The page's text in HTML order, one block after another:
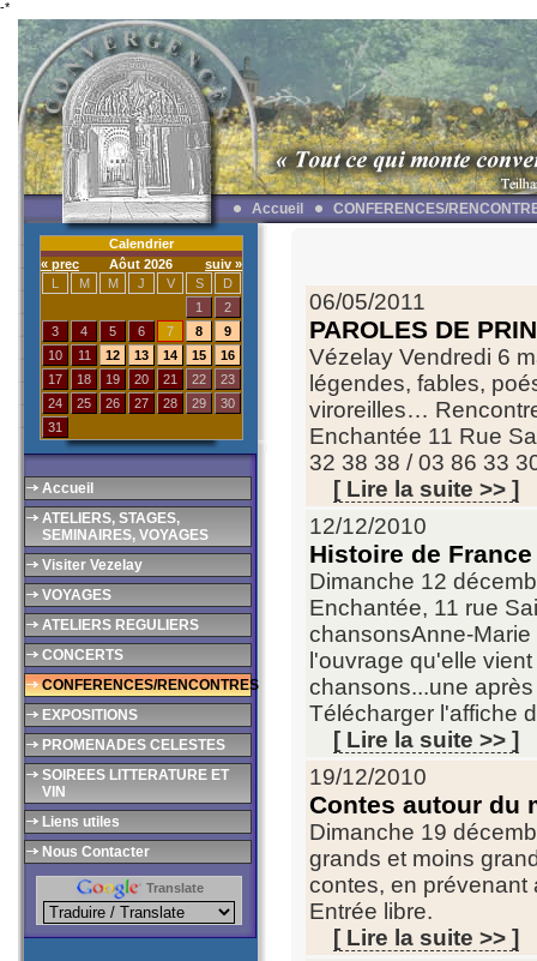
-*
Accueil CONFERENCES/
Calendrier
« prec
Aôut 2026
suiv »
L
M M J V S
D
1
2
3
4 5 6 7 8
9
10
11 12 13 14 15
16
17
18 19 20 21 22
23
24
25 26 27 28 29
30
31
Accueil
ATELIERS, STAGES,
SEMINAIRES, VOYAGES
Visiter Vezelay
VOYAGES
ATELIERS REGULIERS
CONCERTS
CONFERENCES/RENCONTRES
EXPOSITIONS
PROMENADES CELESTES
SOIREES LITTERATURE ET
VIN
Liens utiles
Nous Contacter
Translate
06/05/2011
PAROLES DE
Vézelay Vendredi 6
légendes, fables,
viroreilles…
Enchantée 11 Rue
32 38 38 / 03 86 33
[ Lire la suite >> ]
12/12/2010
Histoire de
Dimanche 12
Enchantée, 11 rue
chansonsAnne-
l'ouvrage qu'elle
chansons...une
Télécharger l'affiche
[ Lire la suite >> ]
19/12/2010
Contes autour du
Dimanche 19
grands et moins
contes, en prévenant
Entrée libre.
[ Lire la suite >> ]